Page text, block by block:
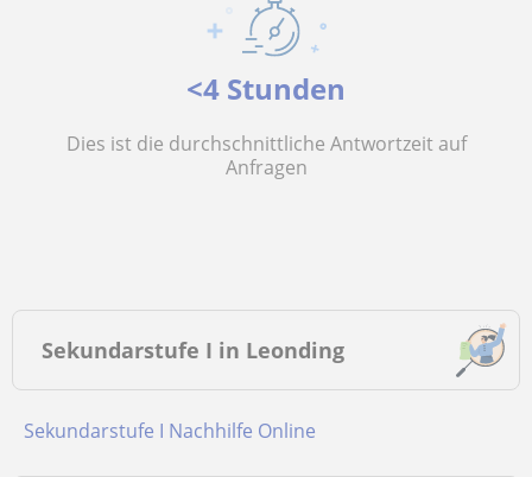
<4 Stunden
Dies ist die durchschnittliche Antwortzeit auf
Anfragen
Sekundarstufe I in Leonding
Sekundarstufe I Nachhilfe Online